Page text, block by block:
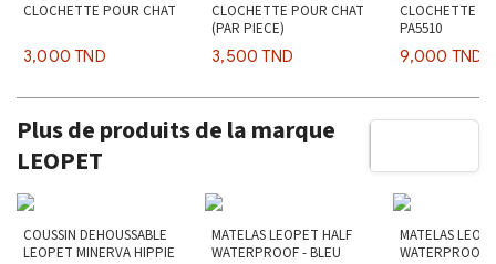
CLOCHETTE POUR CHAT
3,000 TND
CLOCHETTE POUR CHAT
(PAR PIECE)
3,500 TND
CLOCHETTE
PA5510
9,000 TND
Plus de produits de la marque
LEOPET
COUSSIN DEHOUSSABLE
LEOPET MINERVA HIPPIE
MATELAS LEOPET HALF
WATERPROOF - BLEU
MATELAS
WATERPROOF